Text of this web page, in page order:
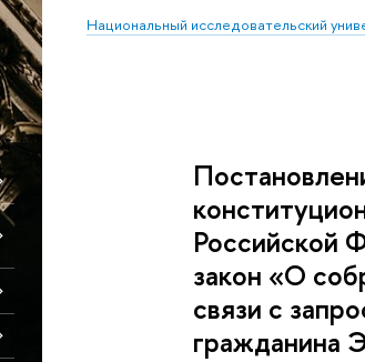
Национальный исследовательский
Российской
закон «О
связи с
гражданина